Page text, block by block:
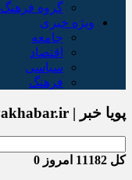
گروه فرهنگ
ویژه خبری
جامعه
اقتصاد
سیاسی
فرهنگ
پویا خبر | pooyakhabar.ir
کل امروز 0